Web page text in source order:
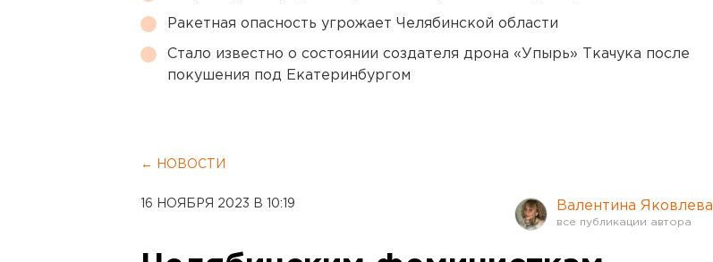
Ракетная опасность угрожает Челябинской области
Стало известно о состоянии создателя дрона «Упырь» Ткачука после
покушения под Екатеринбургом
← НОВОСТИ
16 НОЯБРЯ 2023 В 10:19 Валентина Яковлева